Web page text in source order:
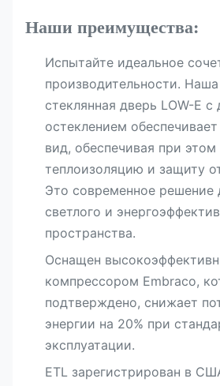
Наши преимущества:
Испытайте идеальное
производительности.
стеклянная дверь LOW-E
остеклением
вид, обеспечивая при
теплоизоляцию и защиту
Это современное решение
светлого и
пространства.
Оснащен
компрессором Embraco,
подтверждено, снижает
энергии на 20% при
эксплуатации.
ETL зарегистрирован в